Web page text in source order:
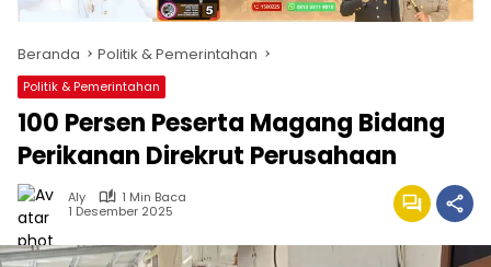
Beranda Politik & Pemerintahan
Politik & Pemerintahan
100 Persen Peserta Magang Bidang
Perikanan Direkrut Perusahaan
Aly
1 Min Baca
1 Desember 2025